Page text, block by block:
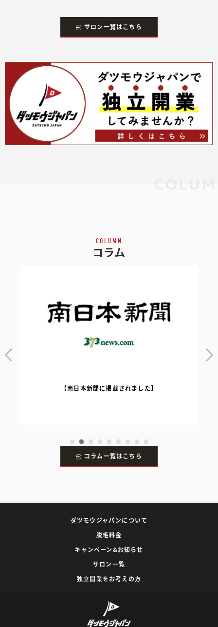
サロン一覧はこちら
COLUMN
コラム
【南日本新聞に掲載されました】
コラム一覧はこちら
ダツモウジャパンについて
脱毛料金
キャンペーン&お知らせ
サロン一覧
独立開業をお考えの方